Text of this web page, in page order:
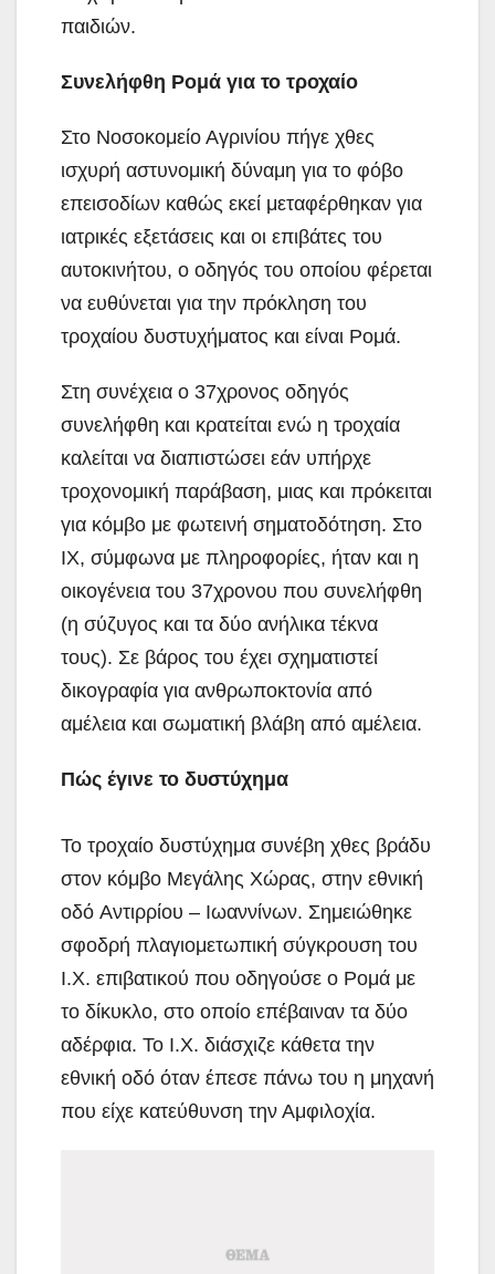
παιδιών.
Συνελήφθη Ρομά για το τροχαίο
Στο Νοσοκομείο Αγρινίου πήγε χθες
ισχυρή αστυνομική δύναμη για το φόβο
επεισοδίων καθώς εκεί μεταφέρθηκαν για
ιατρικές εξετάσεις και οι επιβάτες του
αυτοκινήτου, ο οδηγός του οποίου φέρεται
να ευθύνεται για την πρόκληση του
τροχαίου δυστυχήματος και είναι Ρομά.
Στη συνέχεια ο 37χρονος οδηγός
συνελήφθη και κρατείται ενώ η τροχαία
καλείται να διαπιστώσει εάν υπήρχε
τροχονομική παράβαση, μιας και πρόκειται
για κόμβο με φωτεινή σηματοδότηση. Στο
ΙΧ, σύμφωνα με πληροφορίες, ήταν και η
οικογένεια του 37χρονου που συνελήφθη
(η σύζυγος και τα δύο ανήλικα τέκνα
τους). Σε βάρος του έχει σχηματιστεί
δικογραφία για ανθρωποκτονία από
αμέλεια και σωματική βλάβη από αμέλεια.
Πώς έγινε το δυστύχημα
Το τροχαίο δυστύχημα συνέβη χθες βράδυ
στον κόμβο Μεγάλης Χώρας, στην εθνική
οδό Αντιρρίου – Ιωαννίνων. Σημειώθηκε
σφοδρή πλαγιομετωπική σύγκρουση του
Ι.Χ. επιβατικού που οδηγούσε ο Ρομά με
το δίκυκλο, στο οποίο επέβαιναν τα δύο
αδέρφια. Το Ι.Χ. διάσχιζε κάθετα την
εθνική οδό όταν έπεσε πάνω του η μηχανή
που είχε κατεύθυνση την Αμφιλοχία.